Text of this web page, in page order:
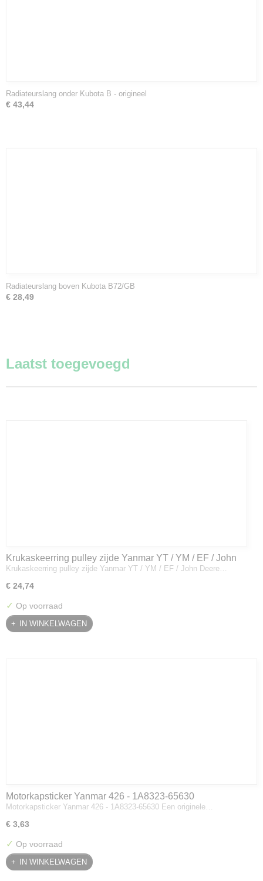
Radiateurslang onder Kubota B - origineel
€ 43,44
Radiateurslang boven Kubota B72/GB
€ 28,49
Laatst toegevoegd
Krukaskeerring pulley zijde Yanmar YT / YM / EF / John
Deere - 119934-01800
Krukaskeerring pulley zijde Yanmar YT / YM / EF / John Deere…
€ 24,74
✓ Op voorraad
IN WINKELWAGEN
Motorkapsticker Yanmar 426 - 1A8323-65630
Motorkapsticker Yanmar 426 - 1A8323-65630 Een originele…
€ 3,63
✓ Op voorraad
IN WINKELWAGEN